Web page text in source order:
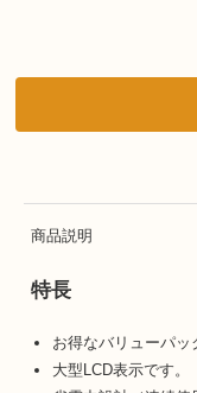
商品説明
特長
お得なバリューパッ
大型LCD表示です。